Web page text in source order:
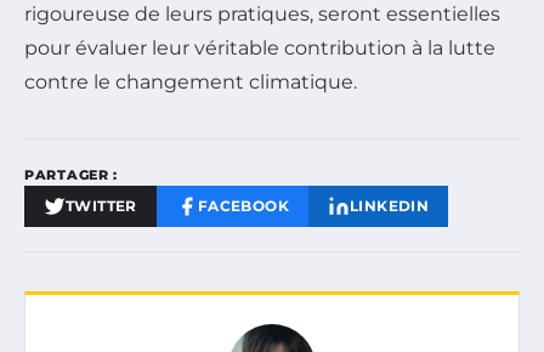
rigoureuse de leurs pratiques, seront essentielles
pour évaluer leur véritable contribution à la lutte
contre le changement climatique.
PARTAGER :
TWITTER FACEBOOK LINKEDIN